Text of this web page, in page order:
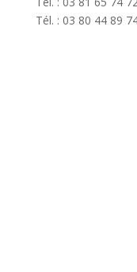
Tél. : 03 80 44 89